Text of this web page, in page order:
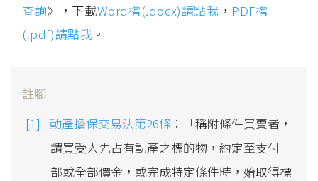
查詢》，下載Word檔(.docx)請點我 ， PDF檔
(.pdf)請點我 。
註腳
動產擔保交易法第26條 ：「稱附條件買賣者，
謂買受人先占有動產之標的物，約定至支付一
部或全部價金，或完成特定條件時，始取得標